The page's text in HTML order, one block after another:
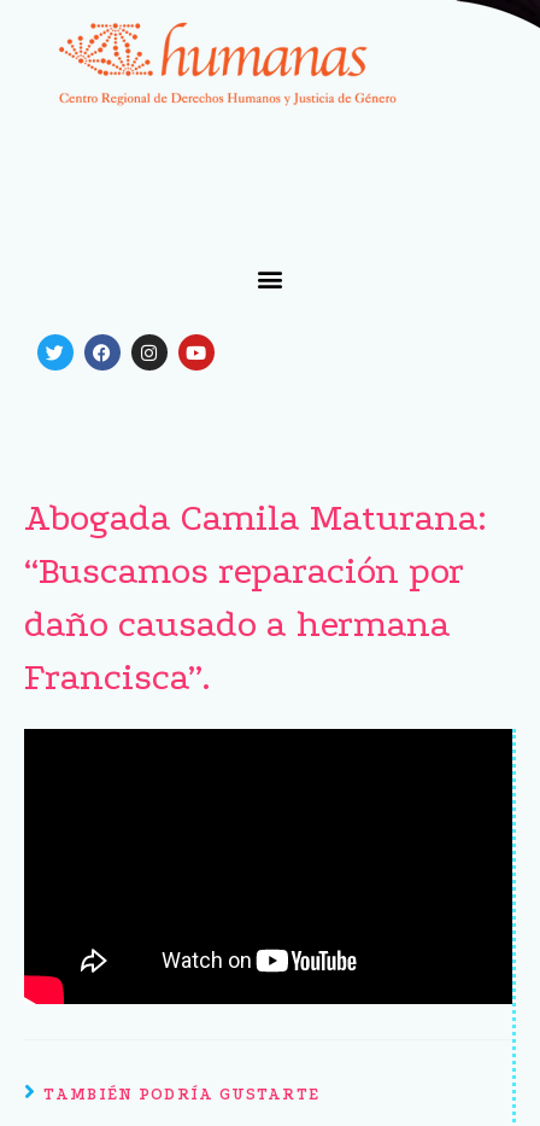
Abogada Camila Maturana:
“Buscamos reparación por
daño causado a hermana
Francisca”.
TAMBIÉN PODRÍA GUSTARTE